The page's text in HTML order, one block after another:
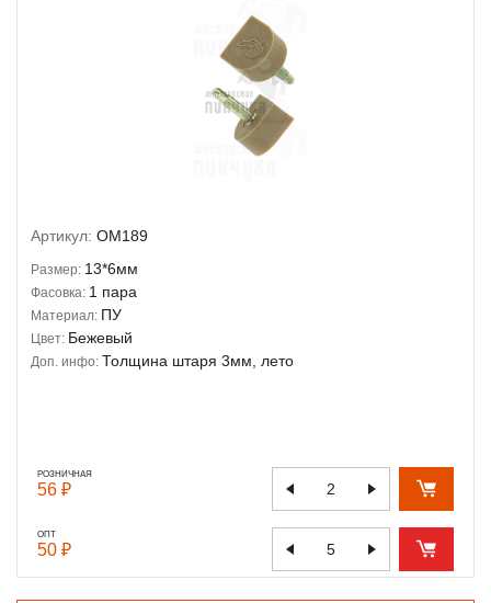
Артикул: OM189
Размер: 13*6мм
Фасовка: 1 пара
Материал: ПУ
Цвет: Бежевый
Доп. инфо: Толщина штаря 3мм, лето
РОЗНИЧНАЯ
56 ₽
ОПТ
50 ₽